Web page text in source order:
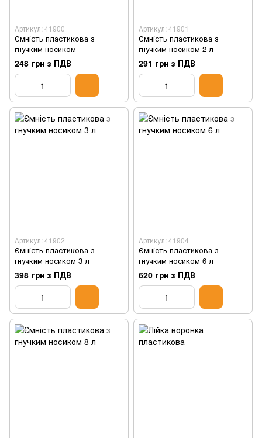
Артикул: 41900
Ємність пластикова з
гнучким носиком
248 грн з ПДВ
Артикул: 41901
Ємність пластикова з
гнучким носиком 2 л
291 грн з ПДВ
Артикул: 41902
Ємність пластикова з
гнучким носиком 3 л
398 грн з ПДВ
Артикул: 41904
Ємність пластикова з
гнучким носиком 6 л
620 грн з ПДВ